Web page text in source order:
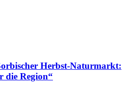
Herbst-Naturmarkt:
die Region“